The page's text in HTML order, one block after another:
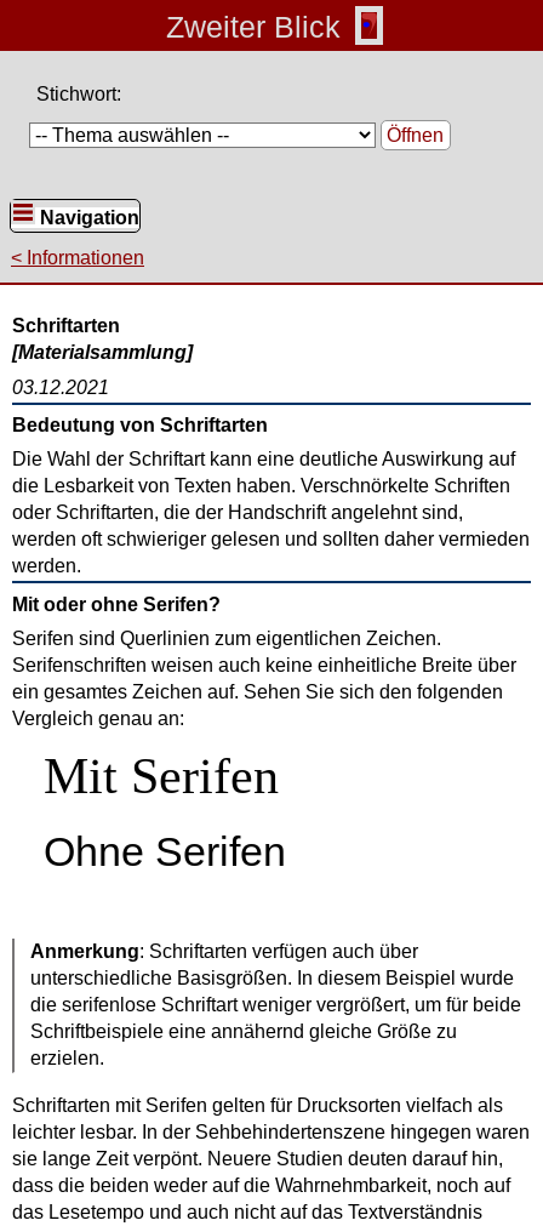
Zweiter Blick
Stichwort:
Öffnen
Navigation
Informationen
Schriftarten
[Materialsammlung]
03.12.2021
Bedeutung von Schriftarten
Die Wahl der Schriftart kann eine deutliche Auswirkung auf
die Lesbarkeit von Texten haben. Verschnörkelte Schriften
oder Schriftarten, die der Handschrift angelehnt sind,
werden oft schwieriger gelesen und sollten daher vermieden
werden.
Mit oder ohne Serifen?
Serifen sind Querlinien zum eigentlichen Zeichen.
Serifenschriften weisen auch keine einheitliche Breite über
ein gesamtes Zeichen auf. Sehen Sie sich den folgenden
Vergleich genau an:
Mit Serifen
Ohne Serifen
Anmerkung: Schriftarten verfügen auch über
unterschiedliche Basisgrößen. In diesem Beispiel wurde
die serifenlose Schriftart weniger vergrößert, um für beide
Schriftbeispiele eine annähernd gleiche Größe zu
erzielen.
Schriftarten mit Serifen gelten für Drucksorten vielfach als
leichter lesbar. In der Sehbehindertenszene hingegen waren
sie lange Zeit verpönt. Neuere Studien deuten darauf hin,
dass die beiden weder auf die Wahrnehmbarkeit, noch auf
das Lesetempo und auch nicht auf das Textverständnis